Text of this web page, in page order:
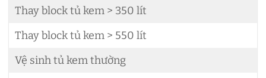
Thay block tủ kem > 350 lít
Thay block tủ kem > 550 lít
Vệ sinh tủ kem thường